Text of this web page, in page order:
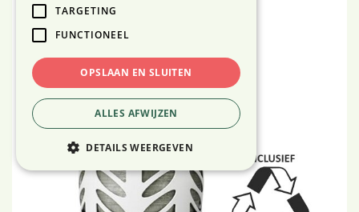
TARGETING
FUNCTIONEEL
OPSLAAN EN SLUITEN
ALLES AFWIJZEN
DETAILS WEERGEVEN